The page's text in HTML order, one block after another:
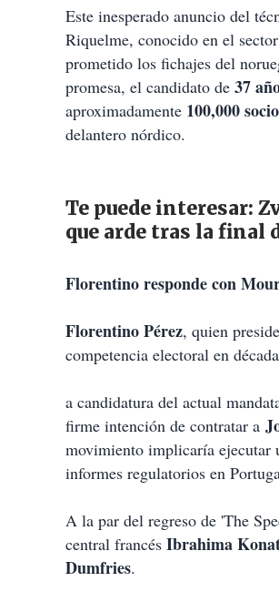
Este inesperado anuncio del
Riquelme, conocido en el
prometido los fichajes del
promesa, el candidato de 37
aproximadamente 100,000
delantero nórdico.
Te puede interesar:
que arde tras la final
Florentino responde con
Florentino Pérez, quien
competencia electoral en
a candidatura del actual
firme intención de contratar a
movimiento implicaría ejecutar
informes regulatorios en
A la par del regreso de 'The
central francés Ibrahima
Dumfries.